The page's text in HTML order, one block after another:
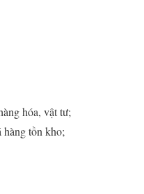
hóa, vật tư;
tồn kho;